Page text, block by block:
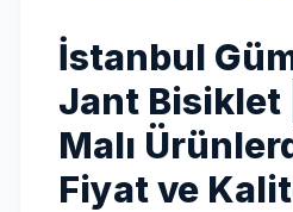
İstanbul
Jant Bisiklet
Malı
Fiyat ve